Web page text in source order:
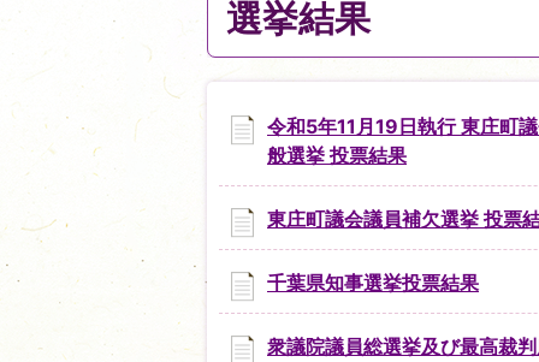
選挙結果
令和5年11月19日執行 東庄町
般選挙 投票結果
東庄町議会議員補欠選挙 投票
千葉県知事選挙投票結果
衆議院議員総選挙及び最高裁